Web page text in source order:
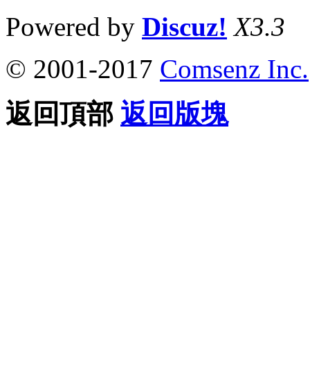
Powered by Discuz! X3.3
© 2001-2017 Comsenz Inc.
返回頂部 返回版塊